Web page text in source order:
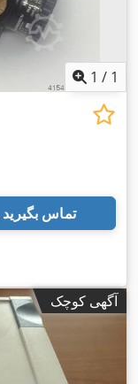
1 / 1
تماس بگیرید
آگهی کوچک